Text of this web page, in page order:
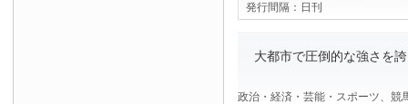
発行間隔： 日刊
大都市で圧倒的な強さを
政治・経済・芸能・スポーツ、競